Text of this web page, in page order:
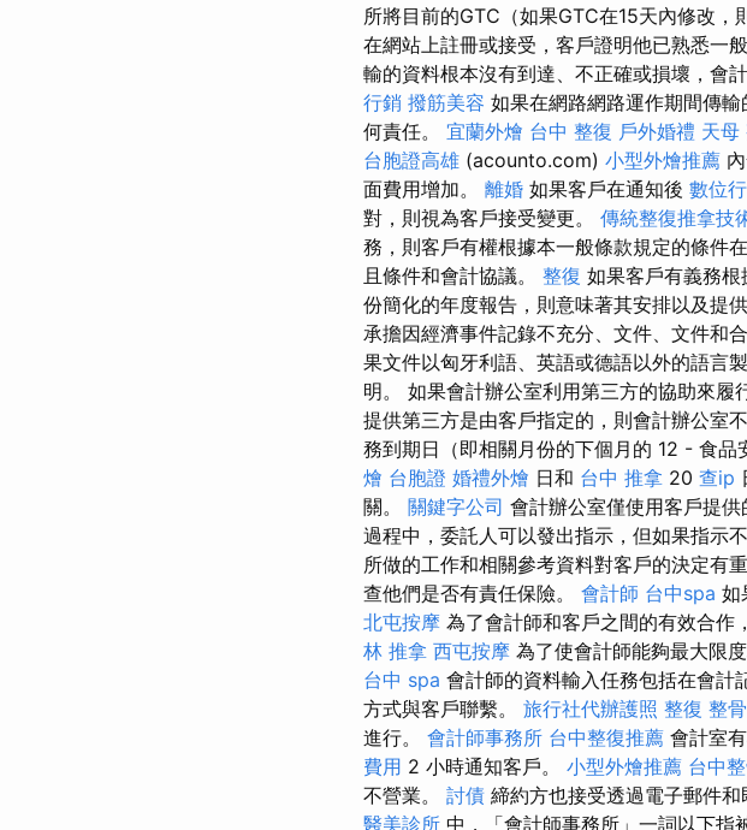
所將目前的GTC（如果GTC在15天內修改，
在網站上註冊或接受，客戶證明他已熟悉一
輸的資料根本沒有到達、不正確或損壞，會
行銷 撥筋美容 如果在網路網路運作期間傳
何責任。 宜蘭外燴 台中 整復 戶外婚禮 天母
台胞證高雄 (acounto.com) 小型外燴推薦
面費用增加。 離婚 如果客戶在通知後 數位
對，則視為客戶接受變更。 傳統整復推拿技
務，則客戶有權根據本一般條款規定的條件在
且條件和會計協議。 整復 如果客戶有義務根
份簡化的年度報告，則意味著其安排以及提
承擔因經濟事件記錄不充分、文件、文件和
果文件以匈牙利語、英語或德語以外的語言
明。 如果會計辦公室利用第三方的協助來
提供第三方是由客戶指定的，則會計辦公室
務到期日（即相關月份的下個月的 12 - 食品
燴 台胞證 婚禮外燴 日和 台中 推拿 20 查ip
關。 關鍵字公司 會計辦公室僅使用客戶提
過程中，委託人可以發出指示，但如果指示
所做的工作和相關參考資料對客戶的決定有
查他們是否有責任保險。 會計師 台中spa 如
北屯按摩 為了會計師和客戶之間的有效合作
林 推拿 西屯按摩 為了使會計師能夠最大限
台中 spa 會計師的資料輸入任務包括在會計
方式與客戶聯繫。 旅行社代辦護照 整復 整骨
進行。 會計師事務所 台中整復推薦 會計室
費用 2 小時通知客戶。 小型外燴推薦 台中
不營業。 討債 締約方也接受透過電子郵件
醫美診所 中，「會計師事務所」一詞以下指